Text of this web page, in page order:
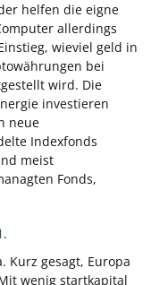
helfen die eigne
allerdings
wieviel geld in
bei
wird. Die
investieren
neue
Indexfonds
meist
Fonds,
Kurz gesagt, Europa
wenig startkapital